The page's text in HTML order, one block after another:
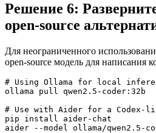
Решение 6:
open-source
Для неограниченного
open-source модель для написания
# Using Ollama for local
ollama pull qwen2.5-coder:32b
# Use with Aider for a Codex-
pip install aider-chat